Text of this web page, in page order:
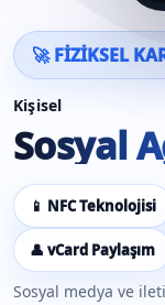
🚀 FİZİKSEL
Kişisel
Sosyal
📱 NFC Teknolojisi
👤 vCard Paylaşım
Sosyal medya ve